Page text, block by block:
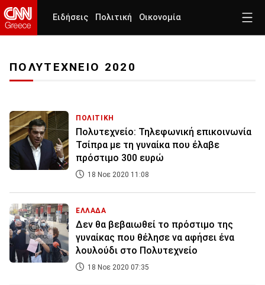
Ειδήσεις Πολιτική Οικονομία
ΠΟΛΥΤΕΧΝΕΙΟ 2020
ΠΟΛΙΤΙΚΗ
Πολυτεχνείο: Τηλεφωνική επικοινωνία
Τσίπρα με τη γυναίκα που έλαβε
πρόστιμο 300 ευρώ
18 Νοε 2020 11:08
ΕΛΛΑΔΑ
Δεν θα βεβαιωθεί το πρόστιμο της
γυναίκας που θέλησε να αφήσει ένα
λουλούδι στο Πολυτεχνείο
18 Νοε 2020 07:35